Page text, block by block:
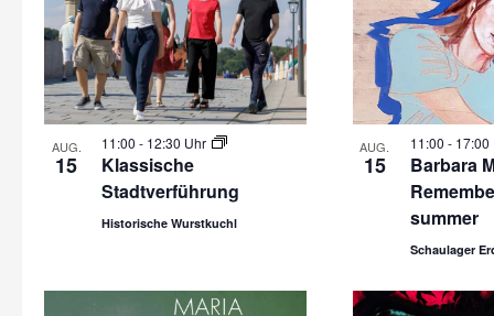
AUG.
15
11:00 - 12:30 Uhr
Klassische
Stadtverführung
Historische Wurstkuchl
AUG.
15
11:00 -
Barbara
summer
Schaulager